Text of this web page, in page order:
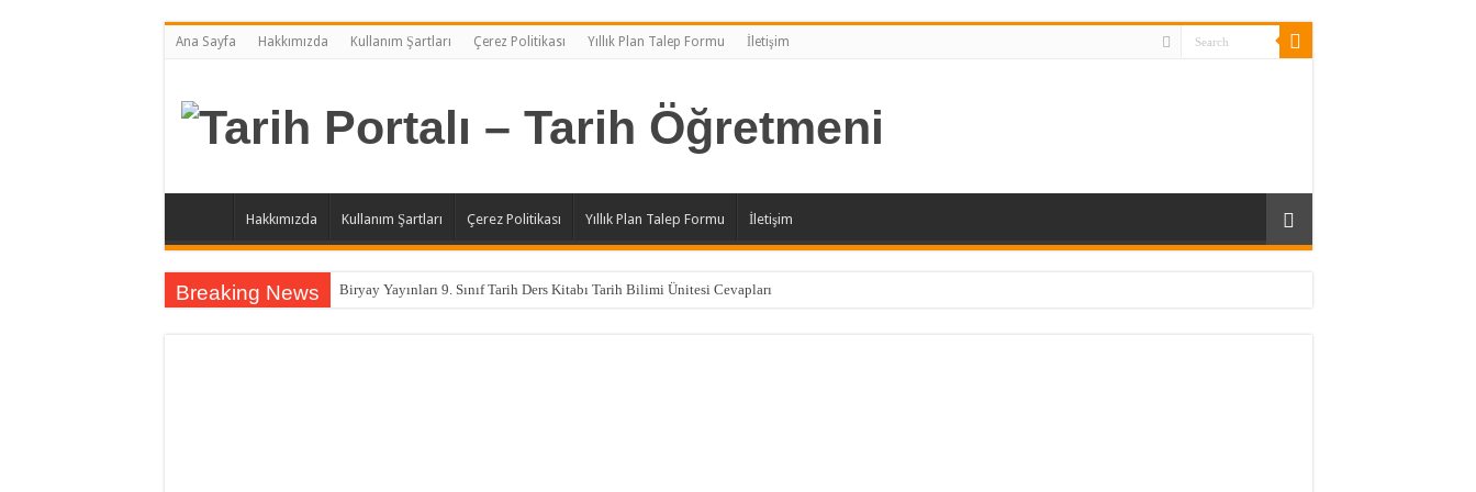
Ana Sayfa Hakkımızda Kullanım Şartları Çerez Politikası Yıllık Plan Talep Formu İletişim
Hakkımızda Kullanım Şartları Çerez Politikası Yıllık Plan Talep Formu İletişim
Breaking News Biryay Yayınları 9. Sınıf Tarih Ders Kitabı Tarih Bilimi Ünitesi Cevapları